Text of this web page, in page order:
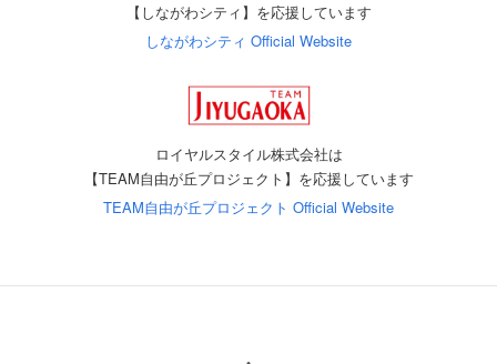
【しながわシティ】を応援しています
しながわシティ Official Website
ロイヤルスタイル株式会社は
【TEAM自由が丘プロジェクト】を応援しています
TEAM自由が丘プロジェクト Official Website